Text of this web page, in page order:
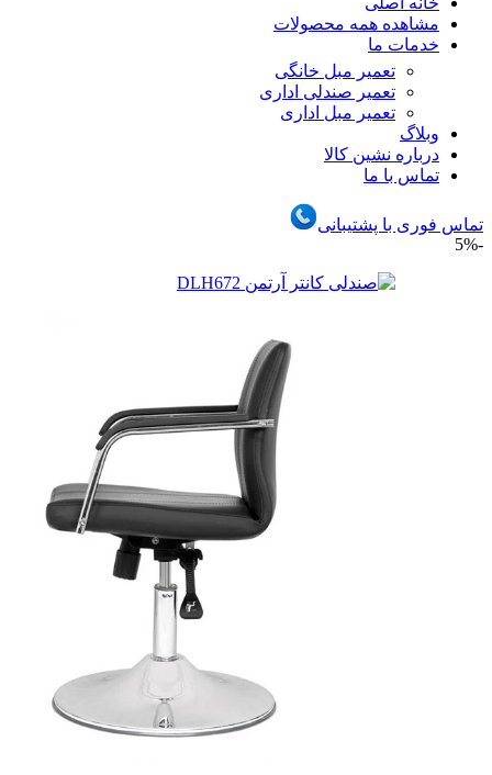
مشاهده همه محصولات
خدمات ما
تعمیر مبل خانگی
تعمیر صندلی اداری
تعمیر مبل اداری
وبلاگ
درباره نشین کالا
تماس با ما
تماس فوری با پشتیبانی
-5%